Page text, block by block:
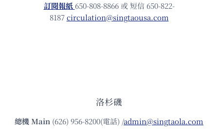
訂閱報紙 650-808-8866 或 短信 650-822-
8187circulation@singtaousa.com
洛杉磯
總機Main (626) 956-8200(電話) /admin@singtaola.com